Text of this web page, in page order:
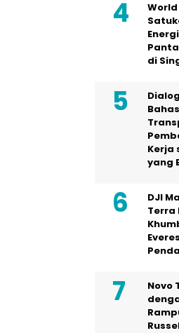
World
di
Kerja
yang
DJI
Terra
Novo